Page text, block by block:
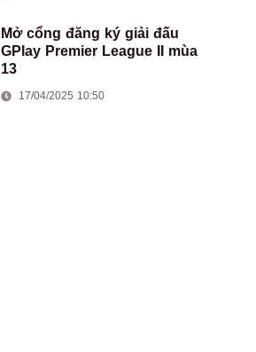
Mở cổng đăng ký giải đấu
GPlay Premier League II mùa
13
17/04/2025 10:50